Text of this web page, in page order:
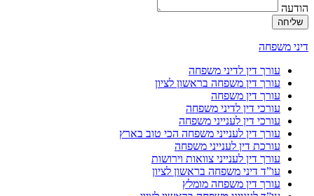
הודעה
שליחה
דיני משפחה
עורך דין לדיני משפחה
עורך דין משפחה בראשון לציון
עורך דין משפחה
עורכי דין לדיני משפחה
עורכי דין לענייני משפחה
עורך דין לענייני משפחה הכי טוב בארץ
עורכת דין לענייני משפחה
עורך דין לענייני צוואות וירושות
עו”ד דיני משפחה בראשון לציון
עורך דין משפחה מומלץ